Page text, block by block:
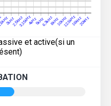
et active(si un